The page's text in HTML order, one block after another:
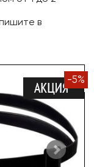
в
-5%